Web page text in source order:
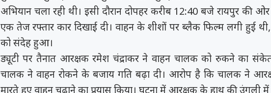
अभियान चला रही थी। इसी दौरान दोपहर करीब 12:40 बजे रायपुर की ओर
एक तेज रफ्तार कार दिखाई दी। वाहन के शीशों पर ब्लैक फिल्म लगी हुई
को संदेह हुआ।
ड्यूटी पर तैनात आरक्षक रमेश चंद्राकर ने वाहन चालक को रुकने का
चालक ने वाहन रोकने के बजाय गति बढ़ा दी। आरोप है कि चालक ने
मारते हुए वाहन चढ़ाने का प्रयास किया। घटना में आरक्षक के हाथ की उंगली